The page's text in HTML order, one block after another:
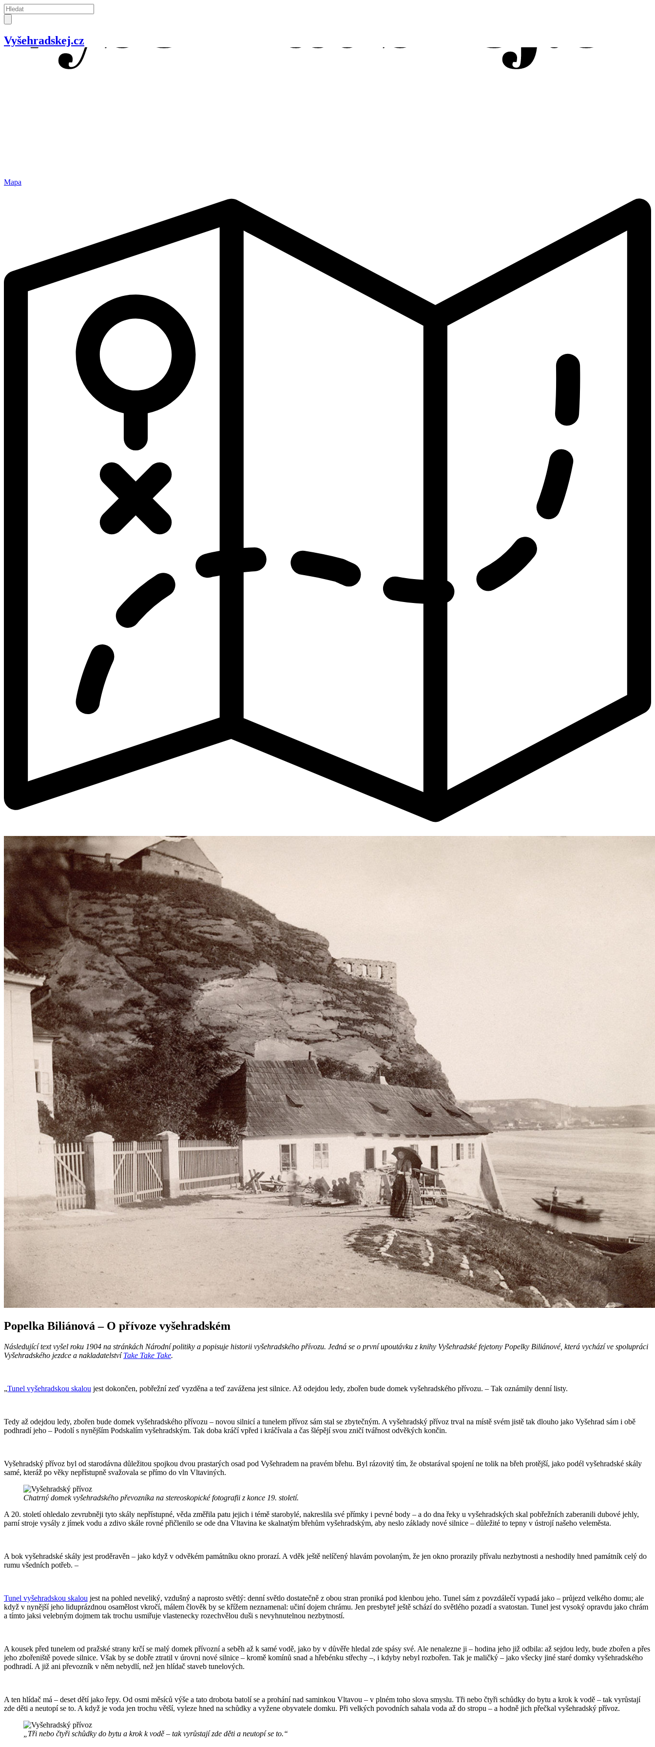
Vyšehradskej.cz
Mapa
Popelka Biliánová – O přívoze vyšehradském
Následující text vyšel roku 1904 na stránkách Národní politiky a popisuje historii vyšehradského přívozu. Jedná se o první upoutávku z knihy Vyšehradské fejetony Popelky Biliánové, která vychází ve spolupráci
Vyšehradského jezdce a nakladatelstvíTake Take Take.
„Tunel vyšehradskou skalou jest dokončen, pobřežní zeď vyzděna a teď zavážena jest silnice. Až odejdou ledy, zbořen bude domek vyšehradského přívozu. – Tak oznámily denní listy.
Tedy až odejdou ledy, zbořen bude domek vyšehradského přívozu – novou silnicí a tunelem přívoz sám stal se zbytečným. A vyšehradský přívoz trval na místě svém jistě tak dlouho jako Vyšehrad sám i obě
podhradí jeho – Podolí s nynějším Podskalím vyšehradským. Tak doba kráčí vpřed i kráčívala a čas šlépějí svou zničí tvářnost odvěkých končin.
Vyšehradský přívoz byl od starodávna důležitou spojkou dvou prastarých osad pod Vyšehradem na pravém břehu. Byl rázovitý tím, že obstarával spojení ne tolik na břeh protější, jako podél vyšehradské skály
samé, kteráž po věky nepřístupně svažovala se přímo do vln Vltaviných.
Chatrný domek vyšehradského převozníka na stereoskopické fotografii z konce 19. století.
A 20. století ohledalo zevrubněji tyto skály nepřístupné, věda změřila patu jejich i témě starobylé, nakreslila své přímky i pevné body – a do dna řeky u vyšehradských skal pobřežních zaberanili dubové jehly,
parní stroje vysály z jímek vodu a zdivo skále rovné přičlenilo se ode dna Vltavina ke skalnatým břehům vyšehradským, aby neslo základy nové silnice – důležité to tepny v ústrojí našeho veleměsta.
A bok vyšehradské skály jest proděravěn – jako když v odvěkém památníku okno prorazí. A vděk ještě nelíčený hlavám povolaným, že jen okno prorazily přívalu nezbytnosti a neshodily hned památník celý do
rumu všedních potřeb. –
Tunel vyšehradskou skalou jest na pohled neveliký, vzdušný a naprosto světlý: denní světlo dostatečně z obou stran proniká pod klenbou jeho. Tunel sám z povzdálečí vypadá jako – průjezd velkého domu; ale
když v nynější jeho liduprázdnou osamělost vkročí, málem člověk by se křížem neznamenal: učiní dojem chrámu. Jen presbyteř ještě schází do světlého pozadí a svatostan. Tunel jest vysoký opravdu jako chrám
a tímto jaksi velebným dojmem tak trochu usmiřuje vlastenecky rozechvělou duši s nevyhnutelnou nezbytností.
A kousek před tunelem od pražské strany krčí se malý domek přívozní a seběh až k samé vodě, jako by v důvěře hledal zde spásy své. Ale nenalezne ji – hodina jeho již odbila: až sejdou ledy, bude zbořen a přes
jeho zbořeniště povede silnice. Však by se dobře ztratil v úrovni nové silnice – kromě komínů snad a hřebénku střechy –, i kdyby nebyl rozbořen. Tak je maličký – jako všecky jiné staré domky vyšehradského
podhradí. A již ani převozník v něm nebydlí, než jen hlídač staveb tunelových.
A ten hlídač má – deset dětí jako řepy. Od osmi měsíců výše a tato drobota batolí se a prohání nad saminkou Vltavou – v plném toho slova smyslu. Tři nebo čtyři schůdky do bytu a krok k vodě – tak vyrůstají
zde děti a neutopí se to. A když je voda jen trochu větší, vyleze hned na schůdky a vyžene obyvatele domku. Při velkých povodních sahala voda až do stropu – a hodně jich přečkal vyšehradský přívoz.
„Tři nebo čtyři schůdky do bytu a krok k vodě – tak vyrůstají zde děti a neutopí se to.“